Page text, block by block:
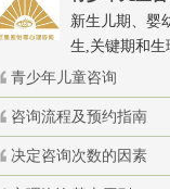
新生儿期、婴
生,关键期和生
青少年儿童咨询
咨询流程及预约指南
决定咨询次数的因素